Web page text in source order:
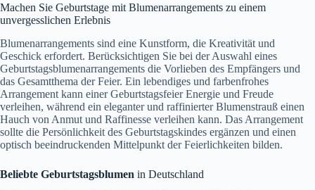
Machen Sie Geburtstage mit Blumenarrangements zu einem
unvergesslichen Erlebnis
Blumenarrangements sind eine Kunstform, die Kreativität und
Geschick erfordert. Berücksichtigen Sie bei der Auswahl eines
Geburtstagsblumenarrangements die Vorlieben des Empfängers und
das Gesamtthema der Feier. Ein lebendiges und farbenfrohes
Arrangement kann einer Geburtstagsfeier Energie und Freude
verleihen, während ein eleganter und raffinierter Blumenstrauß einen
Hauch von Anmut und Raffinesse verleihen kann. Das Arrangement
sollte die Persönlichkeit des Geburtstagskindes ergänzen und einen
optisch beeindruckenden Mittelpunkt der Feierlichkeiten bilden.
Beliebte Geburtstagsblumen in Deutschland